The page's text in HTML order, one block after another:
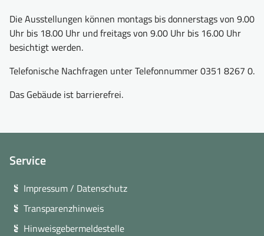
Die Ausstellungen können montags bis donnerstags von 9.00
Uhr bis 18.00 Uhr und freitags von 9.00 Uhr bis 16.00 Uhr
besichtigt werden.
Telefonische Nachfragen unter Telefonnummer 0351 8267 0.
Das Gebäude ist barrierefrei.
Service
Impressum / Datenschutz
Transparenzhinweis
Hinweisgebermeldestelle